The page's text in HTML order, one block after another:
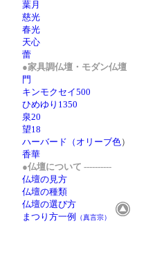
葉月
慈光
春光
天心
蕾
●家具調仏壇・モダン仏壇
門
キンモクセイ500
ひめゆり1350
泉20
望18
ハーバード（オリーブ色）
香華
●仏壇について ----------
仏壇の見方
仏壇の種類
仏壇の選び方
まつり方一例
（真言宗）